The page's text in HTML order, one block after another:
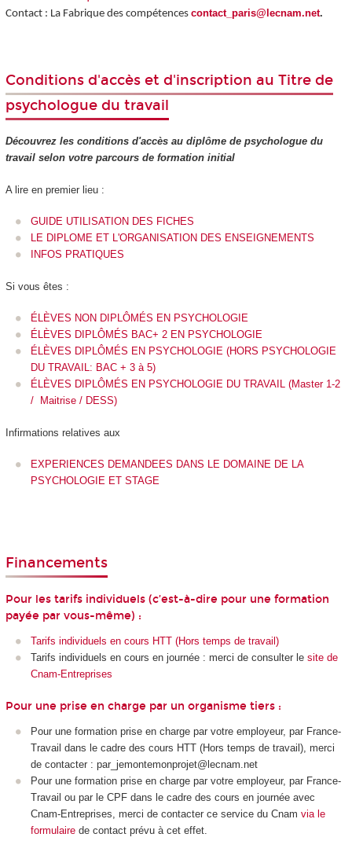
Contact : La Fabrique des compétences contact_paris@lecnam.net.
Conditions d'accès et d'inscription au Titre de
psychologue du travail
Découvrez les conditions d'accès au diplôme de psychologue du
travail selon votre parcours de formation initial
A lire en premier lieu :
GUIDE UTILISATION DES FICHES
LE DIPLOME ET L'ORGANISATION DES ENSEIGNEMENTS
INFOS PRATIQUES
Si vous êtes :
ÉLÈVES NON DIPLÔMÉS EN PSYCHOLOGIE
ÉLÈVES DIPLÔMÉS BAC+ 2 EN PSYCHOLOGIE
ÉLÈVES DIPLÔMÉS EN PSYCHOLOGIE (HORS PSYCHOLOGIE
DU TRAVAIL: BAC + 3 à 5)
ÉLÈVES DIPLÔMÉS EN PSYCHOLOGIE DU TRAVAIL (Master 1-2
/ Maitrise / DESS)
Infirmations relatives aux
EXPERIENCES DEMANDEES DANS LE DOMAINE DE LA
PSYCHOLOGIE ET STAGE
Financements
Pour les tarifs individuels (c’est-à-dire pour une formation
payée par vous-même) :
Tarifs individuels en cours HTT (Hors temps de travail)
Tarifs individuels en cours en journée : merci de consulter le site de
Cnam-Entreprises
Pour une prise en charge par un organisme tiers :
Pour une formation prise en charge par votre employeur, par France-
Travail dans le cadre des cours HTT (Hors temps de travail), merci
de contacter : par_jemontemonprojet@lecnam.net
Pour une formation prise en charge par votre employeur, par France-
Travail ou par le CPF dans le cadre des cours en journée avec
Cnam-Entreprises, merci de contacter ce service du Cnam via le
formulaire de contact prévu à cet effet.